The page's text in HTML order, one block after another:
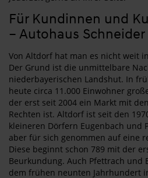
Für Kundinnen und
– Autohaus Schneider
Von Altdorf hat man es nicht weit
Der Grund ist die unmittelbare
niederbayerischen Landshut. In
heute circa 11.000 Einwohner
der erst seit 2004 ein Markt mit
Rechten ist. Altdorf ist seit den
kleineren Dörfern Eugenbach und
aber für sich genommen auf eine
Diese beginnt schon 789 mit der
Beurkundung. Auch Pfettrach und
dem frühen neunten Jahrhundert